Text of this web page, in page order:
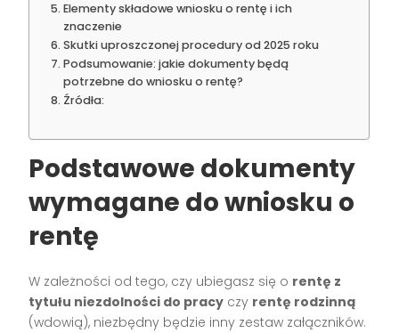
Elementy składowe wniosku o rentę i ich
znaczenie
Skutki uproszczonej procedury od 2025 roku
Podsumowanie: jakie dokumenty będą
potrzebne do wniosku o rentę?
Źródła:
Podstawowe dokumenty
wymagane do wniosku o
rentę
W zależności od tego, czy ubiegasz się o rentę z
tytułu niezdolności do pracy czy rentę rodzinną
(wdowią), niezbędny będzie inny zestaw załączników.